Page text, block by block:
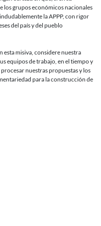
los grupos económicos nacionales
la APPP, con rigor
del país y del pueblo
esta misiva, considere nuestra
equipos de trabajo, en el tiempo y
nuestras propuestas y los
para la construcción de